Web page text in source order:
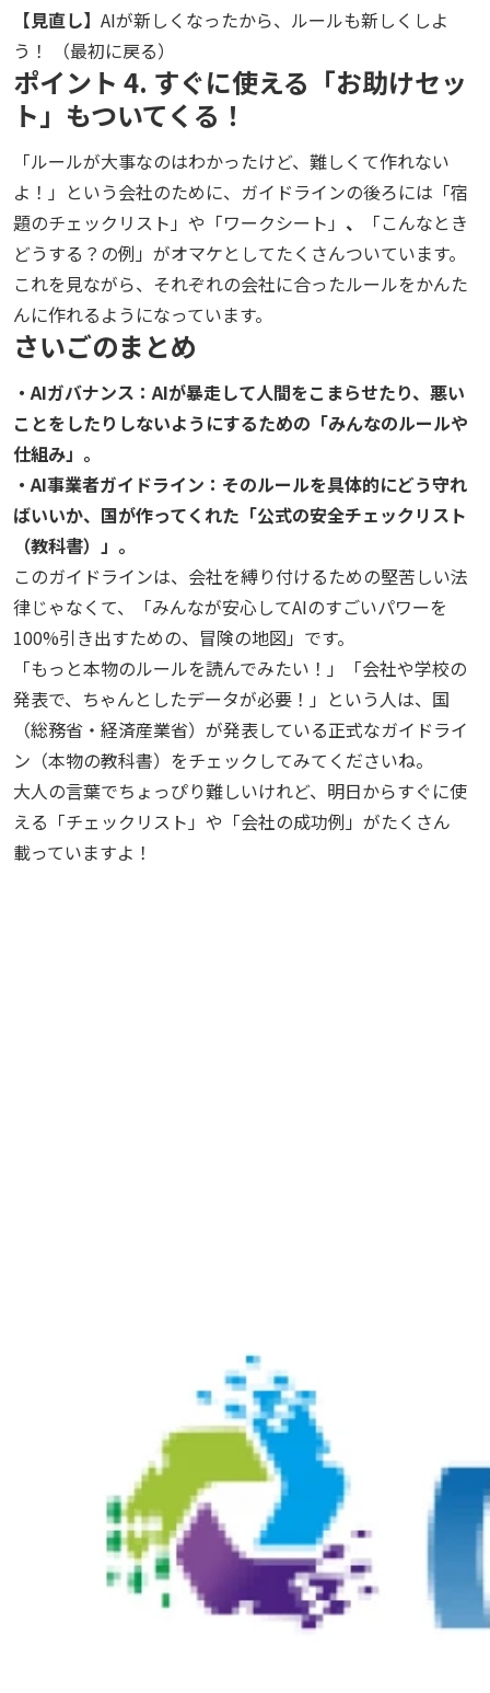
【見直し】 AIが新しくなったから、ルールも新しくしよ
う！ （最初に戻る）
ポイント 4. すぐに使える「お助けセッ
ト」もついてくる！
「ルールが大事なのはわかったけど、難しくて作れない
よ！」という会社のために、ガイドラインの後ろには「宿
題のチェックリスト」や「ワークシート」 、
「こんなとき
どうする？の例」がオマケとしてたくさんついています。
これを見ながら、それぞれの会社に合ったルールをかんた
んに作れるようになっています。
さいごのまとめ
・AIガバナンス：AIが暴走して人間をこまらせたり、悪い
ことをしたりしないようにするための「みんなのルールや
仕組み」。
・AI事業者ガイドライン：そのルールを具体的にどう守れ
ばいいか、国が作ってくれた「公式の安全チェックリスト
（教科書）」。
このガイドラインは、会社を縛り付けるための堅苦しい法
律じゃなくて、「みんなが安心してAIのすごいパワーを
100%引き出すための、冒険の地図」です。
「もっと本物のルールを読んでみたい！」「会社や学校の
発表で、ちゃんとしたデータが必要！」という人は、国
（総務省・経済産業省）が発表している正式なガイドライ
ン（本物の教科書）をチェックしてみてくださいね。
大人の言葉でちょっぴり難しいけれど、明日からすぐに使
える「チェックリスト」や「会社の成功例」がたくさん
載っていますよ！